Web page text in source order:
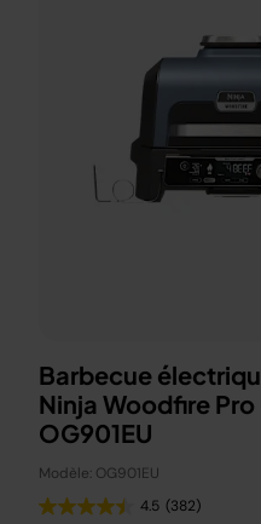
Barbecue
Ninja Woodfire
OG901EU
Modèle: OG901EU
4.5 (382)